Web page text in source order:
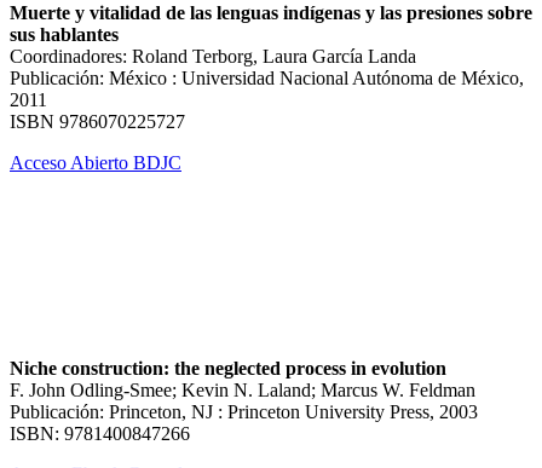
Muerte y vitalidad de las lenguas indígenas y las presiones sobre
sus hablantes
Coordinadores: Roland Terborg, Laura García Landa
Publicación: México : Universidad Nacional Autónoma de México,
2011
ISBN 9786070225727
Acceso Abierto BDJC
Niche construction: the neglected process in evolution
F. John Odling-Smee; Kevin N. Laland; Marcus W. Feldman
Publicación: Princeton, NJ : Princeton University Press, 2003
ISBN: 9781400847266